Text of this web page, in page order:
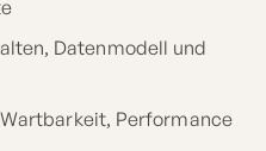
Datenmodell und
Performance